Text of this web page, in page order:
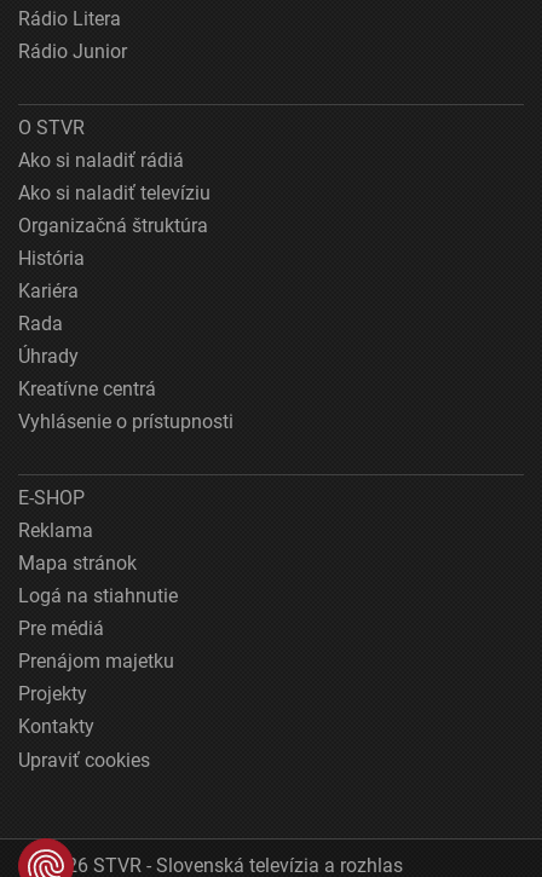
Rádio Litera
Rádio Junior
O STVR
Ako si naladiť rádiá
Ako si naladiť televíziu
Organizačná štruktúra
História
Kariéra
Rada
Úhrady
Kreatívne centrá
Vyhlásenie o prístupnosti
E-SHOP
Reklama
Mapa stránok
Logá na stiahnutie
Pre médiá
Prenájom majetku
Projekty
Kontakty
Upraviť cookies
© 2026 STVR - Slovenská televízia a rozhlas